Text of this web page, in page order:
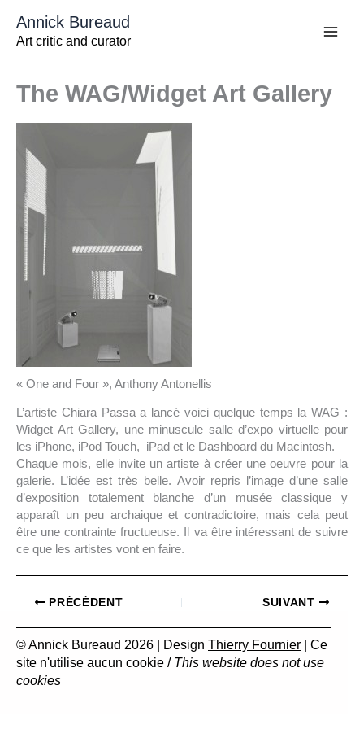
contenu
Annick Bureaud
Art critic and curator
The WAG/Widget Art Gallery
« One and Four », Anthony Antonellis
L’artiste Chiara Passa a lancé voici quelque temps la WAG :
Widget Art Gallery, une minuscule salle d’expo virtuelle pour
les iPhone, iPod Touch, iPad et le Dashboard du Macintosh.
Chaque mois, elle invite un artiste à créer une oeuvre pour la
galerie. L’idée est très belle. Avoir repris l’image d’une salle
d’exposition totalement blanche d’un musée classique y
apparaît un peu archaique et contradictoire, mais cela peut
être une contrainte fructueuse. Il va être intéressant de suivre
ce que les artistes vont en faire.
PRÉCÉDENT SUIVANT
© Annick Bureaud 2026 | Design Thierry Fournier | Ce
site n'utilise aucun cookie / This website does not use
cookies